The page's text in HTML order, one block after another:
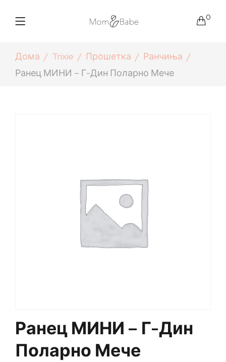
0
Дома Trixie Прошетка
Ранчиња
Ранец МИНИ – Г-Дин Поларно Мече
Ранец МИНИ – Г-Дин
Поларно Мече